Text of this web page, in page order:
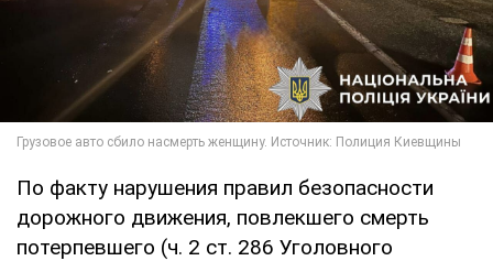
По факту нарушения правил безопасности
дорожного движения, повлекшего смерть
потерпевшего (ч. 2 ст. 286 Уголовного